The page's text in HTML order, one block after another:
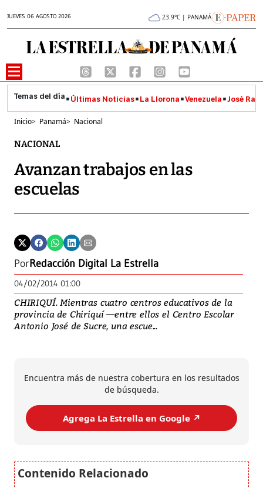
JUEVES 06 AGOSTO 2026 23.9°C | PANAMÁ
Últimas Noticias La Llorona Venezuela José
Inicio> Panamá> Nacional
NACIONAL
Avanzan trabajos en las
escuelas
PorRedacción Digital La Estrella
04/02/2014 01:00
CHIRIQUÍ. Mientras cuatro centros educativos de la
provincia de Chiriquí —entre ellos el Centro Escolar
Antonio José de Sucre, una escue...
Encuentra más de nuestra cobertura en los resultados
de búsqueda.
Agrega La Estrella en Google ↗️